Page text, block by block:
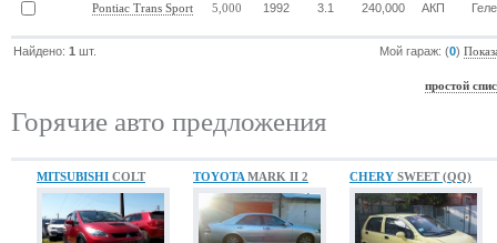
Pontiac Trans Sport 5,000 1992 3.1 240,000 АКП
Найдено:1 шт. Мой гараж: (0)
простой
Горячие авто предложения
MITSUBISHI COLT TOYOTA MARK II 2 CHERY SWEET (QQ)